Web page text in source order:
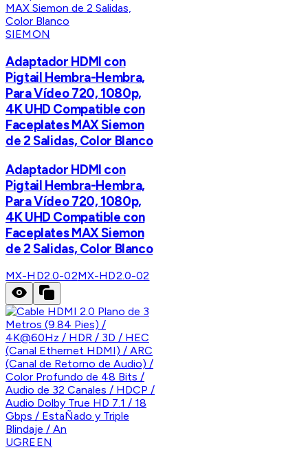
SIEMON
Adaptador HDMI con
Pigtail Hembra-Hembra,
Para Vídeo 720, 1080p,
4K UHD Compatible con
Faceplates MAX Siemon
de 2 Salidas, Color Blanco
Adaptador HDMI con
Pigtail Hembra-Hembra,
Para Vídeo 720, 1080p,
4K UHD Compatible con
Faceplates MAX Siemon
de 2 Salidas, Color Blanco
MX-HD2.0-02MX-HD2.0-02
UGREEN